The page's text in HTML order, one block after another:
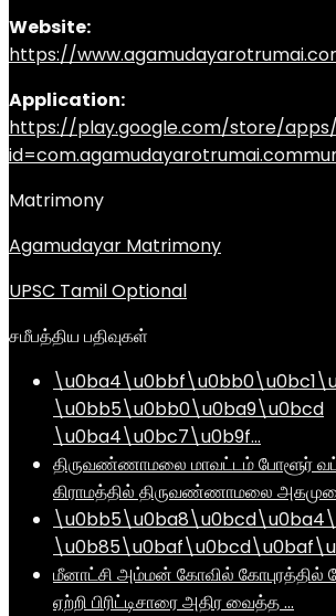
Website:
https://
Application:
https://play.google.com/store/
Matrimony
Agamudayar Matrimony
UPSC Tamil Optional
சமீபத்திய பதிவுகள்
\u0bb5\u0bb0\u0ba9\u0bcd
\u0ba4\u0bc7\u0b9f…
திருவண்ணாமலை மாவட்டம் போளூர்
கிராமத்தில் திருவண்ணாமலை
மீனாட்சி அம்மன் கோவில் கோபுரத்தில்
ஏற்றி பிரிட்டிசாரை அதிர வைத்த …